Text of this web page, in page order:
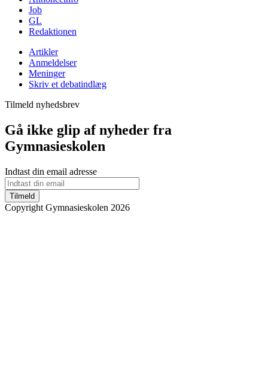
Job
GL
Redaktionen
Artikler
Anmeldelser
Meninger
Skriv et debatindlæg
Tilmeld nyhedsbrev
Gå ikke glip af nyheder fra
Gymnasieskolen
Indtast din email adresse
Tilmeld
Copyright Gymnasieskolen 2026